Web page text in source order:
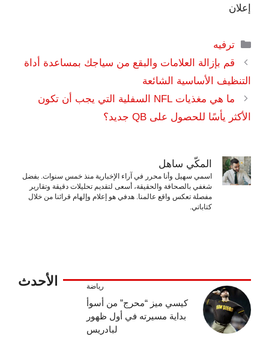
إعلان
التصنيفات
ترفيه
قم بإزالة العلامات والبقع من سياجك بمساعدة أداة
التنظيف الأساسية الشائعة
ما هي مغذيات NFL السفلية التي يجب أن تكون
الأكثر يأسًا للحصول على QB جديد؟
المكّي ساهل
اسمي سهيل وأنا محرر في آراء الإخبارية منذ خمس سنوات. بفضل
شغفي بالصحافة والحقيقة، أسعى لتقديم تحليلات دقيقة وتقارير
مفصلة تعكس واقع عالمنا. هدفي هو إعلام وإلهام قرائنا من خلال
كتاباتي.
الأحدث رياضة
كيسي ميز “محرج” من أسوأ
بداية مسيرته في أول ظهور
لبادريس